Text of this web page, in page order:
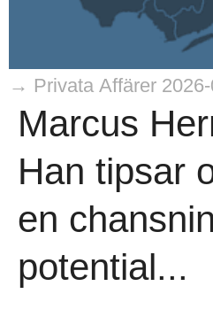
→ Privata Affärer
Marcus
Han tipsar
en
potential...